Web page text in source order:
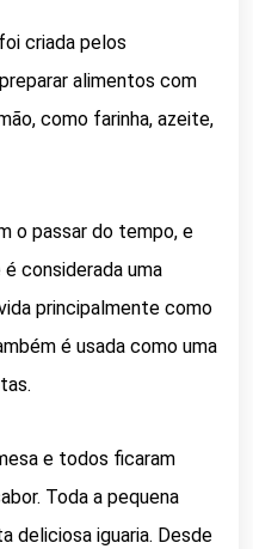
criada pelos
alimentos com
como farinha, azeite,
o passar do tempo, e
considerada uma
principalmente como
é usada como uma
e todos ficaram
Toda a pequena
deliciosa iguaria. Desde